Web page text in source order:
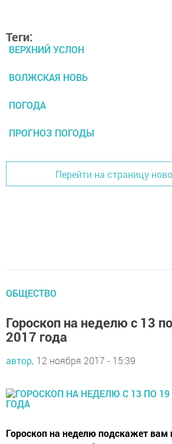
Теги:
ВЕРХНИЙ УСЛОН
ВОЛЖСКАЯ НОВЬ
ПОГОДА
ПРОГНОЗ ПОГОДЫ
Перейти на страницу
ОБЩЕСТВО
Гороскоп на неделю с 13
2017 года
автор, 12 ноября 2017 - 15:39
Гороскоп на неделю подскажет вам